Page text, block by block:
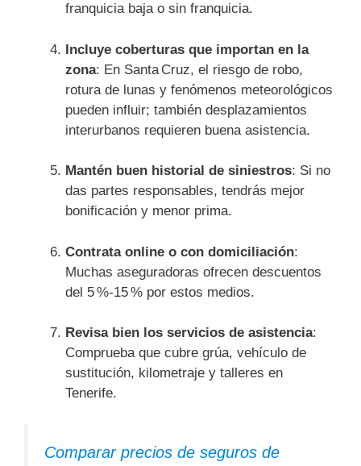
franquicia baja o sin franquicia.
Incluye coberturas que importan en la
zona: En Santa Cruz, el riesgo de robo,
rotura de lunas y fenómenos meteorológicos
pueden influir; también desplazamientos
interurbanos requieren buena asistencia.
Mantén buen historial de siniestros: Si no
das partes responsables, tendrás mejor
bonificación y menor prima.
Contrata online o con domiciliación:
Muchas aseguradoras ofrecen descuentos
del 5 %‑15 % por estos medios.
Revisa bien los servicios de asistencia:
Comprueba que cubre grúa, vehículo de
sustitución, kilometraje y talleres en
Tenerife.
Comparar precios de seguros de